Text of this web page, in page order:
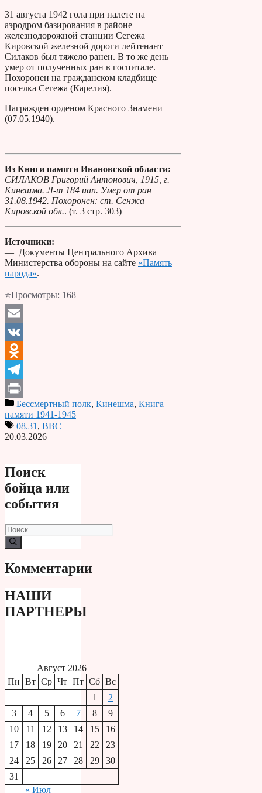
31 августа 1942 гола при налете на
аэродром базирования в районе
железнодорожной станции Сегежа
Кировской железной дороги лейтенант
Силаков был тяжело ранен. В то же день
умер от полученных ран в госпитале.
Похоронен на гражданском кладбище
поселка Сегежа (Карелия).
Награжден орденом Красного Знамени
(07.05.1940).
Из Книги памяти Ивановской области:
СИЛАКОВ Григорий Антонович, 1915, г.
Кинешма. Л-т 184 иап. Умер от ран
31.08.1942. Похоронен: ст. Сенжа
Кировской обл.. (т. 3 стр. 303)
Источники:
— Документы Центрального Архива
Министерства обороны на сайте «Память
народа».
⭐Просмотры: 168
Email
VK
Odnoklassniki
Telegram
PrintБессмертный полк, Кинешма, Книга
памяти 1941-1945
08.31 , ВВС
20.03.2026
Поиск
бойца или
события
Поиск:
Комментарии
НАШИ
ПАРТНЕРЫ
Август 2026
Пн Вт Ср Чт Пт Сб Вс
1
2
3
4 5 6 7 8
9
10
11 12 13 14 15
16
17
18 19 20 21 22
23
24
25 26 27 28 29
30
31
« Июл